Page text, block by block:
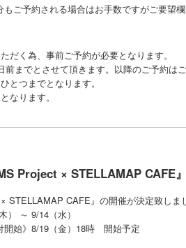
ご予約される場合はお手数ですがご要望
だく為、事前ご予約が必要となります。
前までとさせて頂きます。以降のご予約は
とつまでとなります。
なります。
Project × STELLAMAP CAFE
STELLAMAP CAFE』の開催が決定致しま
） ～ 9/14（水）
開始》8/19（金）18時 開始予定